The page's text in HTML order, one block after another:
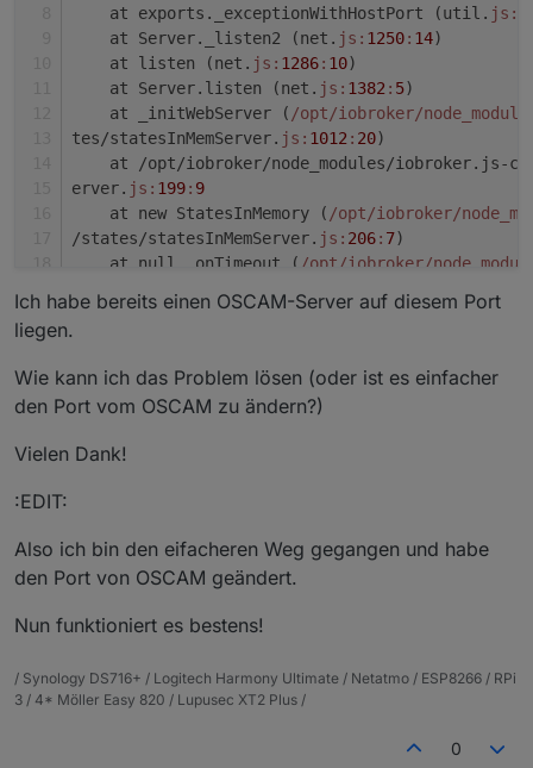
    at exports._exceptionWithHostPort (util.
js:
    at Server._listen2 (net.
js: 1250: 14
    at listen (net.
js: 1286: 10
    at Server.listen (net.
js: 1382 : 5
    at _initWebServer (
/opt/iobroker/
tes/statesInMemServer. js: 1012 : 20
at /opt/iobroker/node_modules/iobroker.js-
erver. js: 199: 9
    at new StatesInMemory (
/opt/iobroker/
/states/statesInMemServer. js: 206: 7
    at null._onTimeout (
/opt/iobroker/
    at Timer.listOnTimeout (timers.
js:92: 15
Ich habe bereits einen OSCAM-Server auf diesem Port
liegen.
Wie kann ich das Problem lösen (oder ist es einfacher
den Port vom OSCAM zu ändern?)
Vielen Dank!
:EDIT:
Also ich bin den eifacheren Weg gegangen und habe
den Port von OSCAM geändert.
Nun funktioniert es bestens!
/ Synology DS716+ / Logitech Harmony Ultimate / Netatmo / ESP8266 / RPi
3 / 4* Möller Easy 820 / Lupusec XT2 Plus /
0